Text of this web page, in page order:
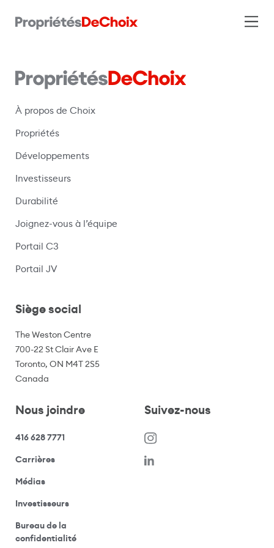
À propos de Choix
Propriétés
Développements
Investisseurs
Durabilité
Joignez-vous à l’équipe
Portail C3
Portail JV(s’ouvre dans une nouvelle fenêtre)
Siège social
The Weston Centre
700-22 St Clair Ave E
Toronto, ON M4T 2S5
Canada
Nous joindre
416 628 7771
Carrières(s’ouvre dans une nouvelle fenêtre)
Médias(ouvre votre application de messagerie)
Investisseurs(ouvre votre application de messagerie)
Bureau de la
confidentialité(ouvre votre application de messagerie)
Suivez-nous